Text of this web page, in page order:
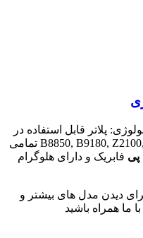
پلاتر قابل استفاده در
تمامی
پی فابریک و دارای هلوگرام
دیدن مدل های بیشتر و
با ما همراه باشید